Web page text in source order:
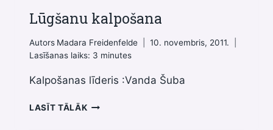
Lūgšanu kalpošana
Autors Madara Freidenfelde
10. novembris, 2011.
Lasīšanas laiks: 3 minutes
Kalpošanas līderis :Vanda Šuba
LASĪT TĀLĀKLŪGŠANU